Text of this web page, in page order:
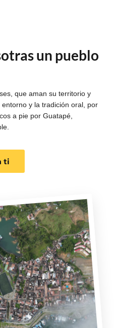
un pueblo
que aman su territorio y
y la tradición oral, por
a pie por Guatapé,
ti